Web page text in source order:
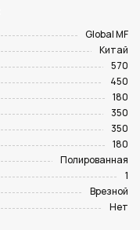
Global MF
Китай
570
450
180
350
350
180
Полированная
1
Врезной
Нет